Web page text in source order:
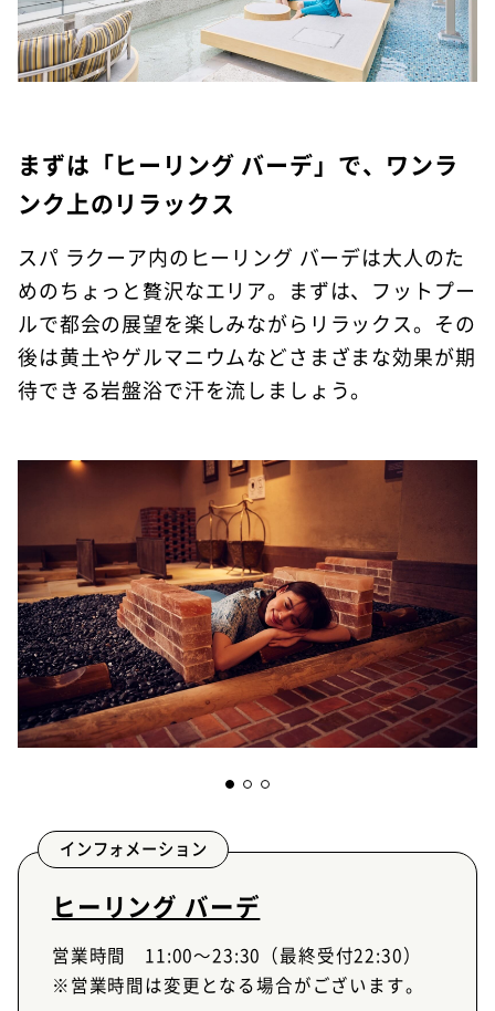
まずは「ヒーリング バーデ」で、ワンラ
ンク上のリラックス
スパ ラクーア内のヒーリング バーデは大人のた
めのちょっと贅沢なエリア。まずは、フットプー
ルで都会の展望を楽しみながらリラックス。その
後は黄土やゲルマニウムなどさまざまな効果が期
待できる岩盤浴で汗を流しましょう。
インフォメーション
ヒーリング バーデ
営業時間 11:00～23:30（最終受付22:30）
※営業時間は変更となる場合がございます。